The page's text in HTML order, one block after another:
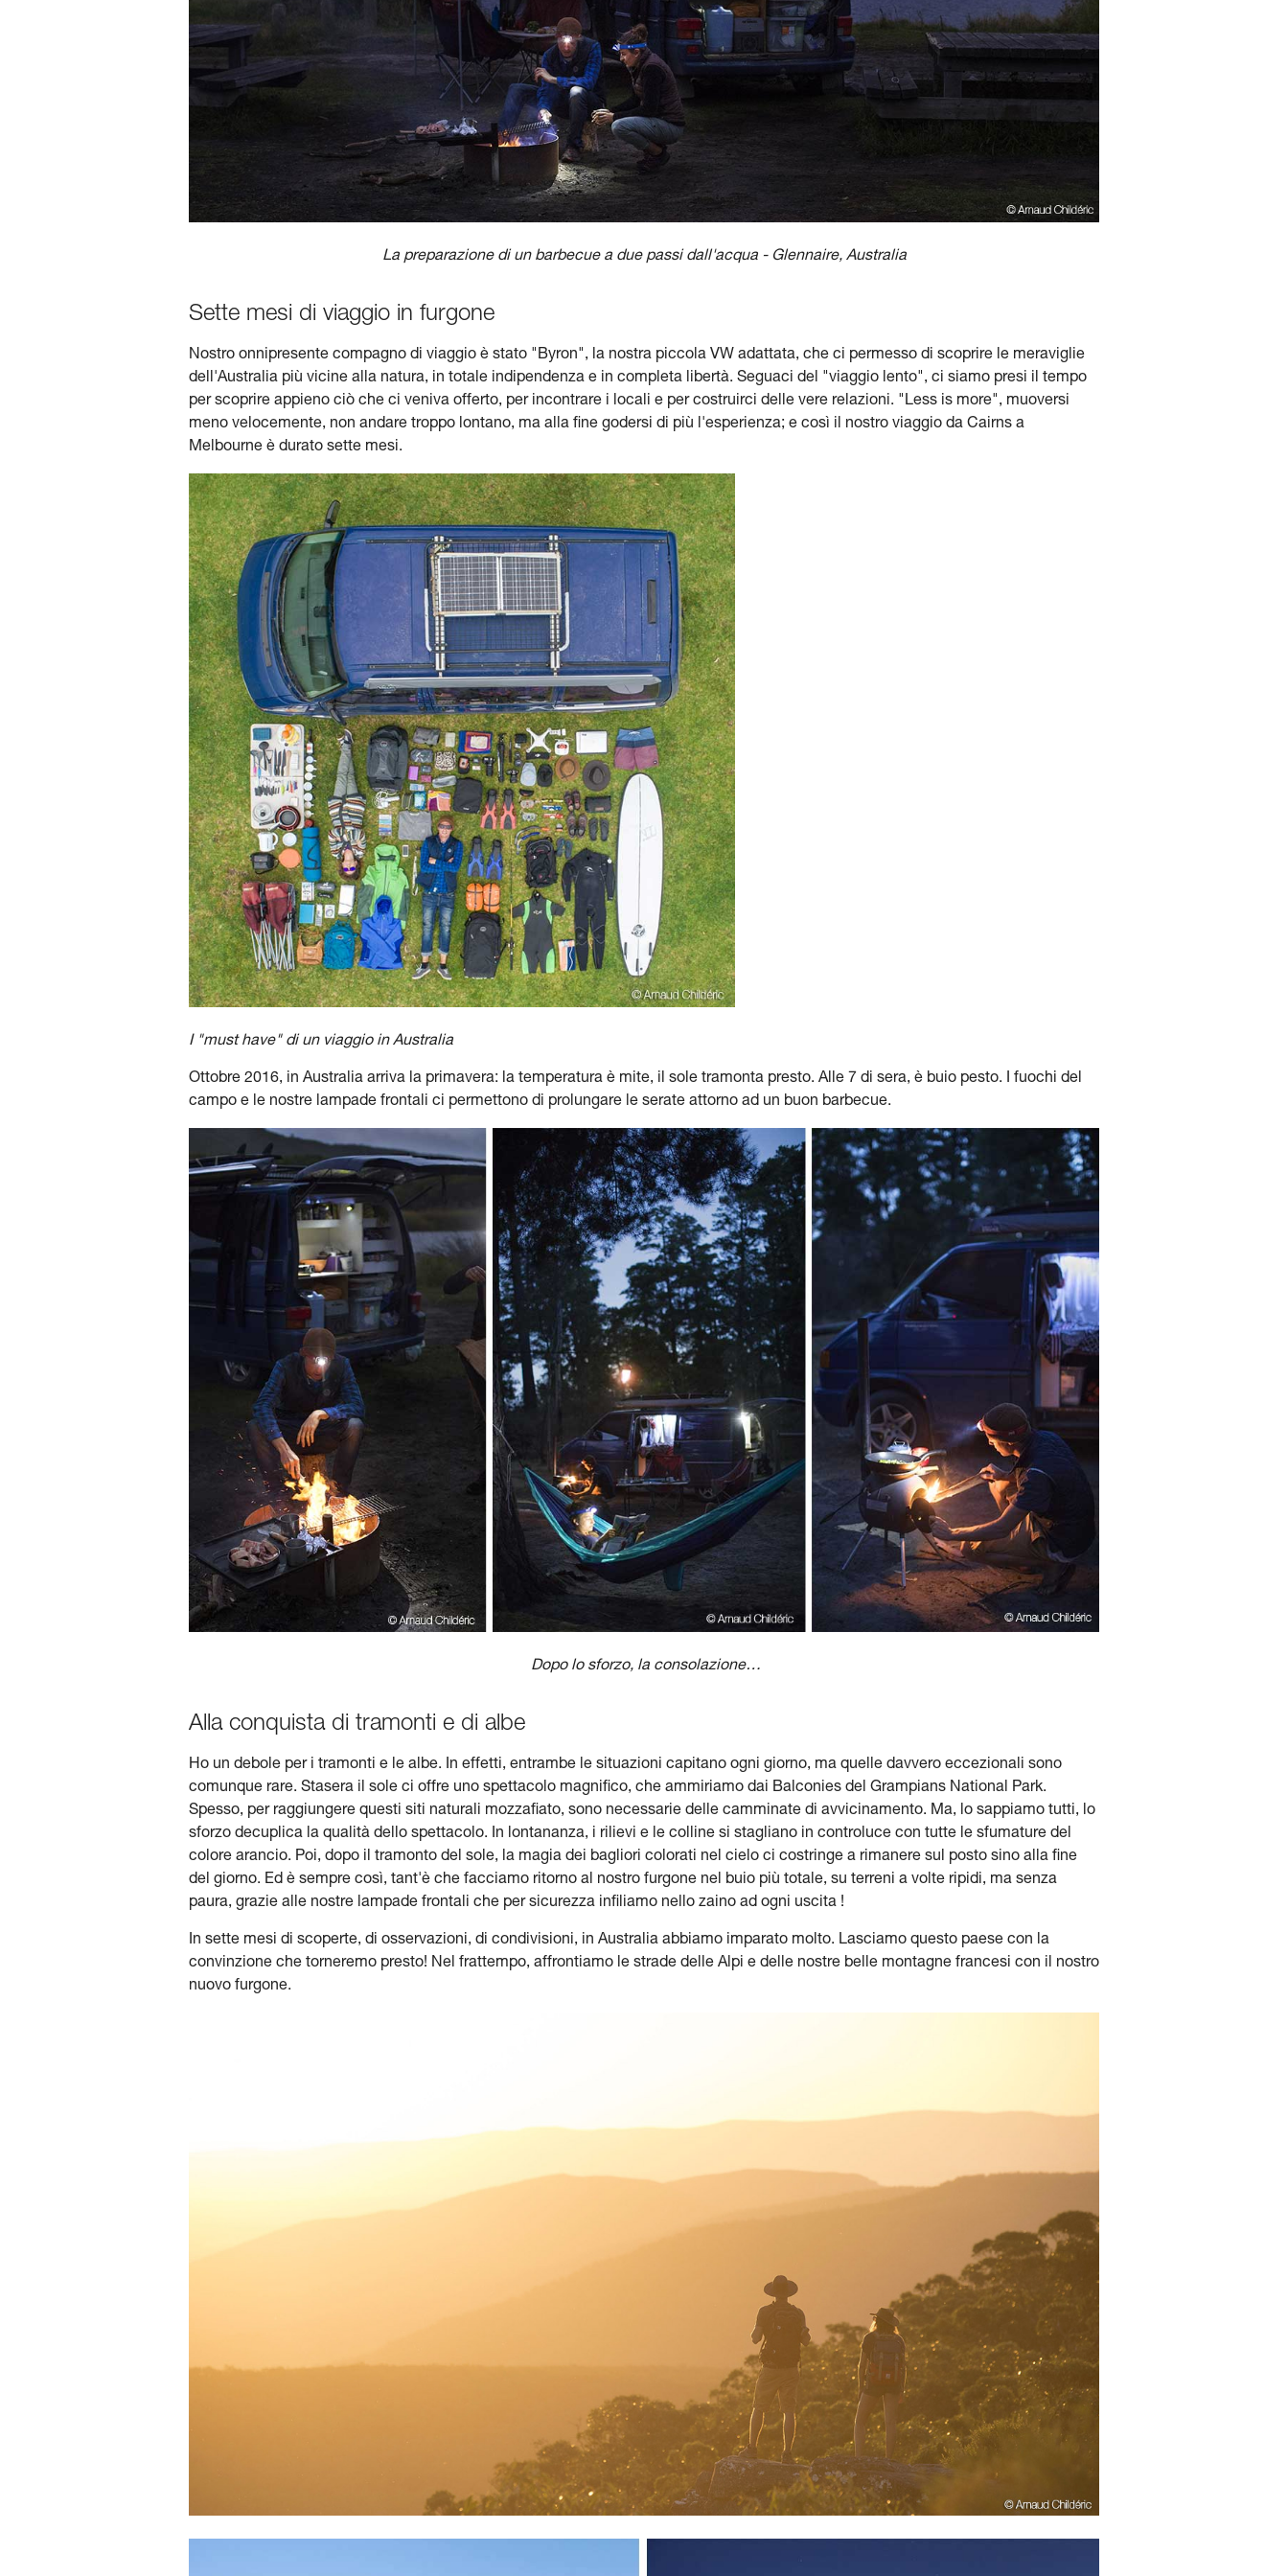
La preparazione di un barbecue a due passi dall'acqua - Glennaire, Australia
Sette mesi di viaggio in furgone
Nostro onnipresente compagno di viaggio è stato "Byron", la nostra piccola VW adattata, che ci permesso di scoprire le meraviglie
dell'Australia più vicine alla natura, in totale indipendenza e in completa libertà. Seguaci del "viaggio lento", ci siamo presi il tempo
per scoprire appieno ciò che ci veniva offerto, per incontrare i locali e per costruirci delle vere relazioni. "Less is more", muoversi
meno velocemente, non andare troppo lontano, ma alla fine godersi di più l'esperienza; e così il nostro viaggio da Cairns a
Melbourne è durato sette mesi.
I "must have" di un viaggio in Australia
Ottobre 2016, in Australia arriva la primavera: la temperatura è mite, il sole tramonta presto. Alle 7 di sera, è buio pesto. I fuochi del
campo e le nostre lampade frontali ci permettono di prolungare le serate attorno ad un buon barbecue.
Dopo lo sforzo, la consolazione…
Alla conquista di tramonti e di albe
Ho un debole per i tramonti e le albe. In effetti, entrambe le situazioni capitano ogni giorno, ma quelle davvero eccezionali sono
comunque rare. Stasera il sole ci offre uno spettacolo magnifico, che ammiriamo dai Balconies del Grampians National Park.
Spesso, per raggiungere questi siti naturali mozzafiato, sono necessarie delle camminate di avvicinamento. Ma, lo sappiamo tutti, lo
sforzo decuplica la qualità dello spettacolo. In lontananza, i rilievi e le colline si stagliano in controluce con tutte le sfumature del
colore arancio. Poi, dopo il tramonto del sole, la magia dei bagliori colorati nel cielo ci costringe a rimanere sul posto sino alla fine
del giorno. Ed è sempre così, tant'è che facciamo ritorno al nostro furgone nel buio più totale, su terreni a volte ripidi, ma senza
paura, grazie alle nostre lampade frontali che per sicurezza infiliamo nello zaino ad ogni uscita !
In sette mesi di scoperte, di osservazioni, di condivisioni, in Australia abbiamo imparato molto. Lasciamo questo paese con la
convinzione che torneremo presto! Nel frattempo, affrontiamo le strade delle Alpi e delle nostre belle montagne francesi con il nostro
nuovo furgone.